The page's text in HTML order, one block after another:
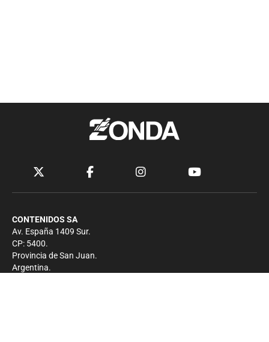
CONTENIDOS SA
Av. España 1409 Sur.
CP: 5400.
Provincia de San Juan.
Argentina.